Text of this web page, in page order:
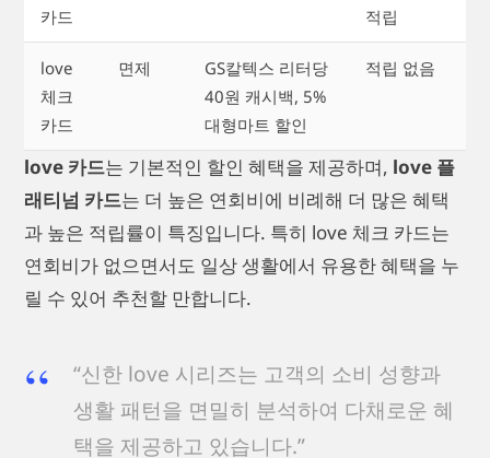
카드
적립
love
체크
카드
면제
GS칼텍스 리터당
40원 캐시백, 5%
대형마트 할인
적립 없음
love 카드는 기본적인 할인 혜택을 제공하며, love 플
래티넘 카드는 더 높은 연회비에 비례해 더 많은 혜택
과 높은 적립률이 특징입니다. 특히 love 체크 카드는
연회비가 없으면서도 일상 생활에서 유용한 혜택을 누
릴 수 있어 추천할 만합니다.
“신한 love 시리즈는 고객의 소비 성향과
생활 패턴을 면밀히 분석하여 다채로운 혜
택을 제공하고 있습니다.”